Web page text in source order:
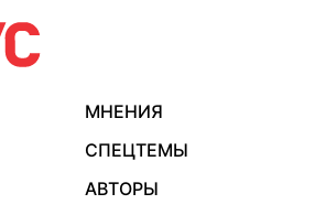
МНЕНИЯ
СПЕЦТЕМЫ
АВТОРЫ